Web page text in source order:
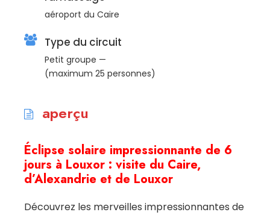
aéroport du Caire
Type du circuit
Petit groupe —
(maximum 25 personnes)
aperçu
Éclipse solaire impressionnante de 6
jours à Louxor : visite du Caire,
d’Alexandrie et de Louxor
Découvrez les merveilles impressionnantes de